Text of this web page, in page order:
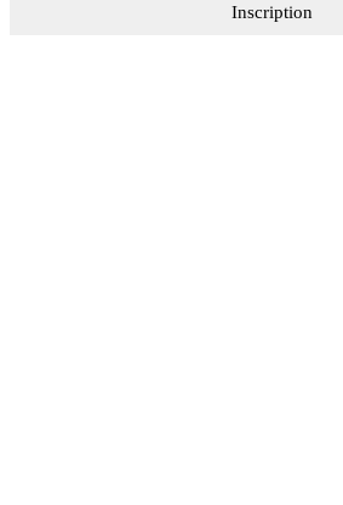
Inscription